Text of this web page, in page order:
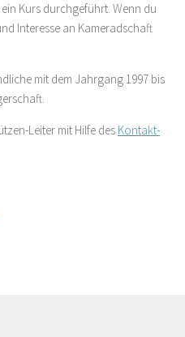
Kurs durchgeführt. Wenn du
Interesse an Kameradschaft
mit dem Jahrgang 1997 bis
Leiter mit Hilfe des Kontakt-